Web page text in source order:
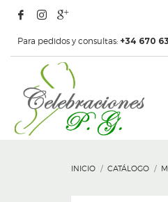
Para pedidos y consultas: +34 670
INICIO CATÁLOGO